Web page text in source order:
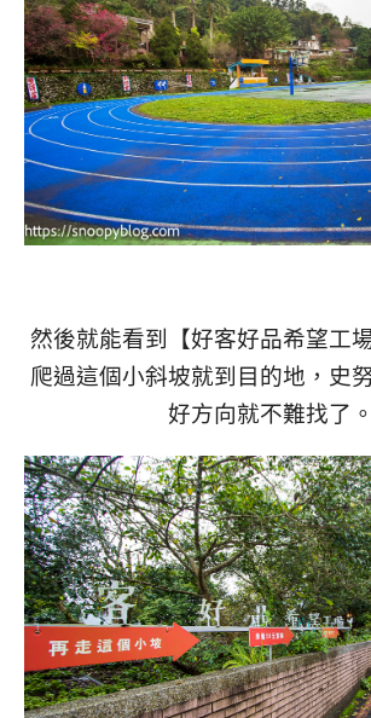
然後就能看到【好客好品希望工
爬過這個小斜坡就到目的地，史
好方向就不難找了。